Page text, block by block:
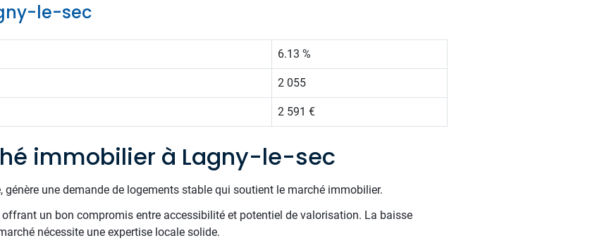
le-sec
6.13 %
2 055
2 591 €
immobilier à Lagny-le-sec
génère une demande de logements stable qui soutient le marché immobilier.
un bon compromis entre accessibilité et potentiel de valorisation. La baisse
nécessite une expertise locale solide.